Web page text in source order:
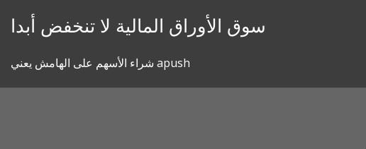
سوق الأوراق المالية لا تنخفض أبدا
شراء الأسهم على الهامش يعني apush